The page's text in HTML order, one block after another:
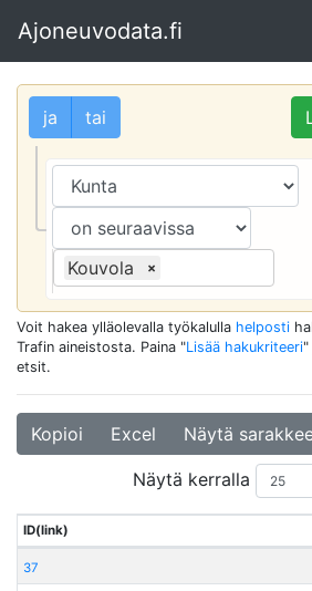
Ajoneuvodata.fi
ja tai
Kouvola ×
Voit hakea ylläolevalla työkalulla helposti
Trafin aineistosta. Paina "Lisää hakukriteeri"
etsit.
Kopioi Excel Näytä
Näytä kerralla
ID(link)
37